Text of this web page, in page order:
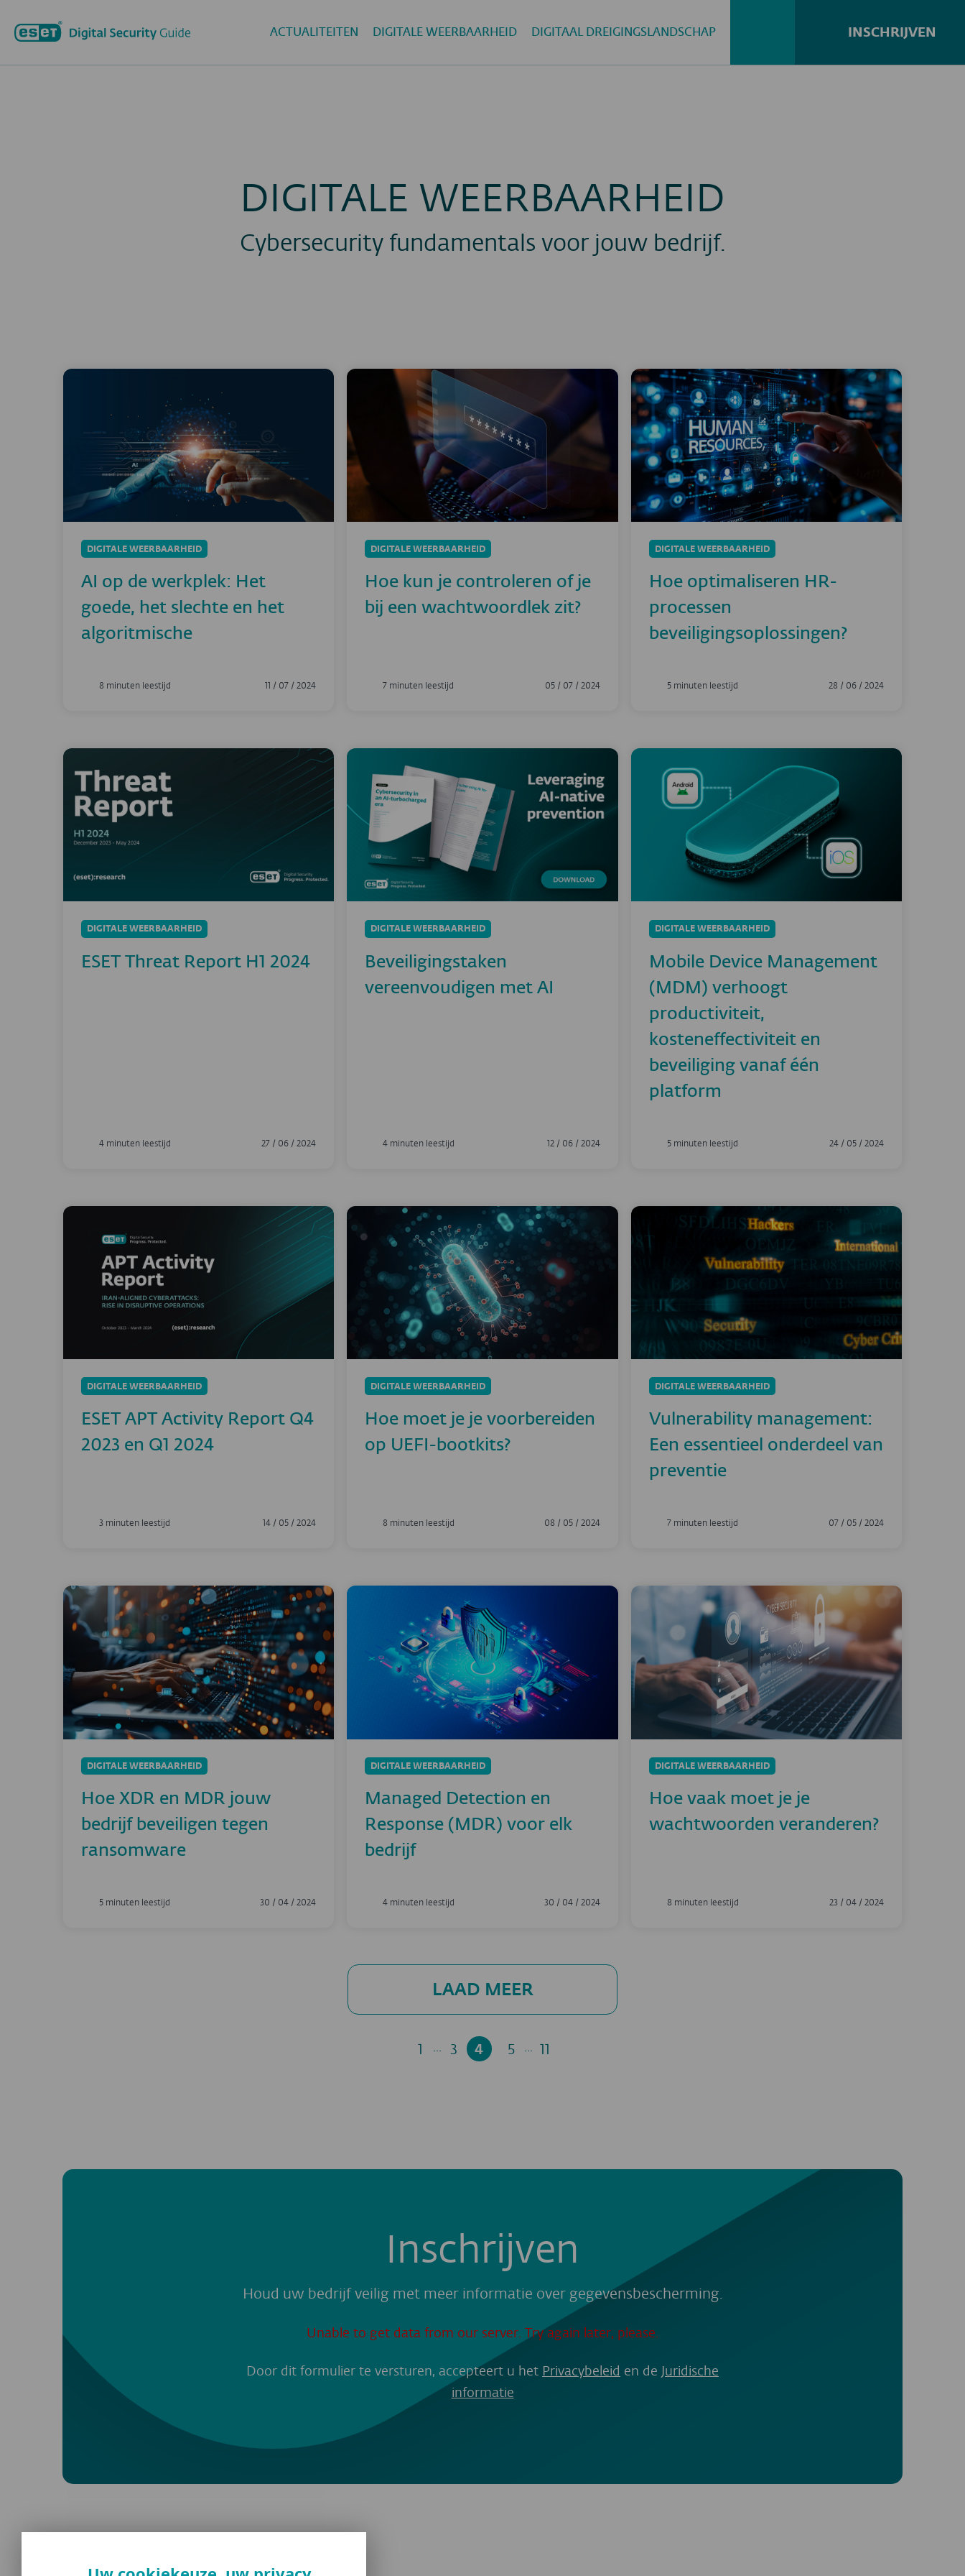
ACTUALITEITEN DIGITALE WEERBAARHEID DIGITAAL DREIGINGSLANDSCHAP INSCHRIJVEN
DIGITALE WEERBAARHEID
Cybersecurity fundamentals voor jouw bedrijf.
DIGITALE WEERBAARHEID
AI op de werkplek: Het
goede, het slechte en het
algoritmische
8 minuten leestijd 11 / 07 / 2024
DIGITALE WEERBAARHEID
Hoe kun je controleren of je
bij een wachtwoordlek zit?
7 minuten leestijd 05 / 07 / 2024
DIGITALE WEERBAARHEID
Hoe optimaliseren HR-
processen
beveiligingsoplossingen?
5 minuten leestijd 28 / 06 / 2024
DIGITALE WEERBAARHEID
ESET Threat Report H1 2024
4 minuten leestijd 27 / 06 / 2024
DIGITALE WEERBAARHEID
Beveiligingstaken
vereenvoudigen met AI
4 minuten leestijd 12 / 06 / 2024
DIGITALE WEERBAARHEID
Mobile Device Management
(MDM) verhoogt
productiviteit,
kosteneffectiviteit en
beveiliging vanaf één
platform
5 minuten leestijd 24 / 05 / 2024
DIGITALE WEERBAARHEID
ESET APT Activity Report Q4
2023 en Q1 2024
3 minuten leestijd 14 / 05 / 2024
DIGITALE WEERBAARHEID
Hoe moet je je voorbereiden
op UEFI-bootkits?
8 minuten leestijd 08 / 05 / 2024
DIGITALE WEERBAARHEID
Vulnerability management:
Een essentieel onderdeel van
preventie
7 minuten leestijd 07 / 05 / 2024
DIGITALE WEERBAARHEID
Hoe XDR en MDR jouw
bedrijf beveiligen tegen
ransomware
5 minuten leestijd 30 / 04 / 2024
DIGITALE WEERBAARHEID
Managed Detection en
Response (MDR) voor elk
bedrijf
4 minuten leestijd 30 / 04 / 2024
DIGITALE WEERBAARHEID
Hoe vaak moet je je
wachtwoorden veranderen?
8 minuten leestijd 23 / 04 / 2024
LAAD MEER
1 ... 3 4 5 ... 11
Inschrijven
Houd uw bedrijf veilig met meer informatie over gegevensbescherming.
Unable to get data from our server. Try again later, please.
Door dit formulier te versturen, accepteert u het Privacybeleid en de Juridische
informatie